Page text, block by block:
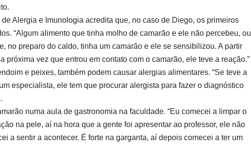
Alergia e Imunologia acredita que, no caso de Diego, os primeiros
“Algum alimento que tinha molho de camarão e ele não percebeu, ou
no preparo do caldo, tinha um camarão e ele se sensibilizou. A partir
próxima vez que entrou em contato com o camarão, ele teve a reação.”
e peixes, também podem causar alergias alimentares. “Se teve a
especialista, ele tem que procurar alergista para fazer o diagnóstico
numa aula de gastronomia na faculdade. “Eu comecei a limpar o
na pele, aí na hora que a gente foi apresentar ao professor, ele não
a sentir a acontecer. É forte na garganta, aí depois comecei a ter um